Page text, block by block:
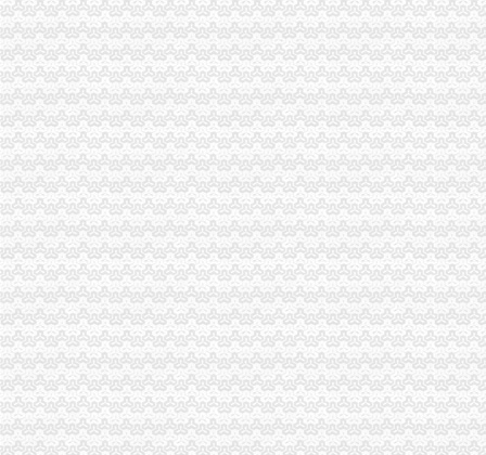
福利社
福利社
600伊人福利社
在线福利社zxfuli
福利社
500宅男福利社
免费zxfuli福利社影院
全民福利社--免费提供全国各公司福委会等单位的公开平台
福利社-每天千款优惠券秒,一折限时疯抢！-福利社
页|二次元福利社
IT福利社
撸吧福利社
品宝贝福利社|品宅男福利社天天更新！每日有福利,来找福利
UU福利社
宅男福利社_宅男福利社是宅男就来福利社
福利社-百丽吧-天津消费生活专属社区-
VR福利社
福利社
黄漫福利社
gkmm福利社肉图_美图福利社账号登录_美图福利社刮